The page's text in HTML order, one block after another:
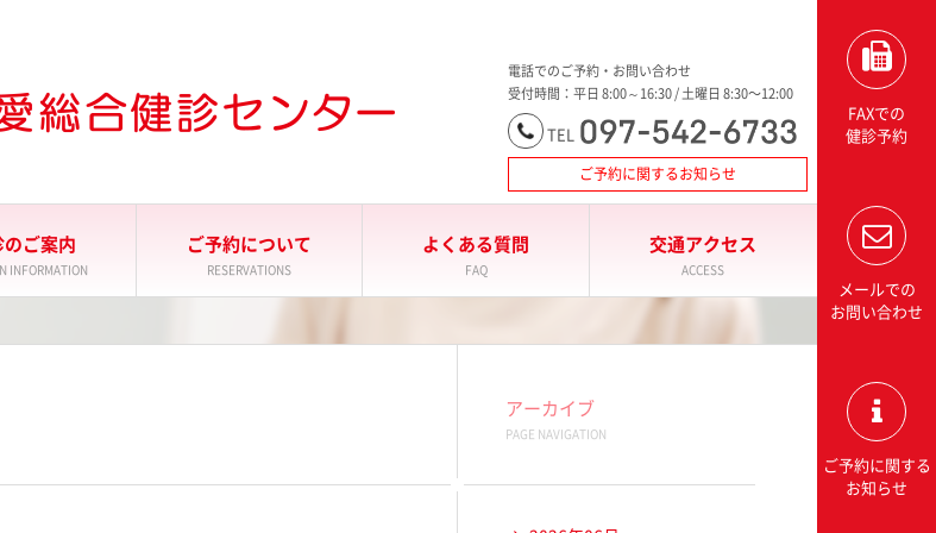
FAXでの
健診予約
メールでの
お問い合わせ
ご予約に関する
お知らせ
大分三愛メディカルセンター三愛総合健診センター
ご案内
INFORMATION
ご予約について
RESERVATIONS
よくある質問
FAQ
交通アクセス
ACCESS
電話でのご予約・お問い合わせ
受付時間：平日 8:00～16:30 / 土曜日 8:30〜12:00
TEL 097-542-6733
ご予約に関するお知らせ
アーカイブ
PAGE NAVIGATION